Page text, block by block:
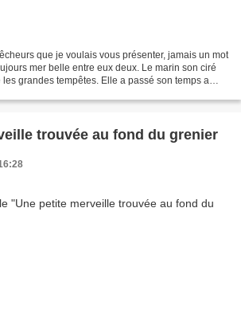
que je voulais vous présenter, jamais un mot
mer belle entre eux deux. Le marin son ciré
grandes tempêtes. Elle a passé son temps a
trouvée au fond du grenier